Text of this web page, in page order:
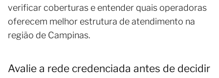
verificar coberturas e entender quais operadoras
oferecem melhor estrutura de atendimento na
região de Campinas.
Avalie a rede credenciada antes de decidir